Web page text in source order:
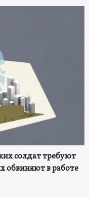
солдат требуют
обвиняют в работе